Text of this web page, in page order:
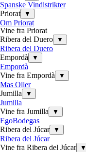
Spanske Vindistrikter
Priorat
▼
Om Priorat
Vine fra Priorat
Ribera del Duero
▼
Ribera del Duero
Empordà
▼
Empordà
Vine fra Empordà
▼
Mas Oller
Jumilla
▼
Jumilla
Vine fra Jumilla
▼
EgoBodegas
Ribera del Júcar
▼
Ribera del Júcar
Vine fra Ribera del Júcar
▼